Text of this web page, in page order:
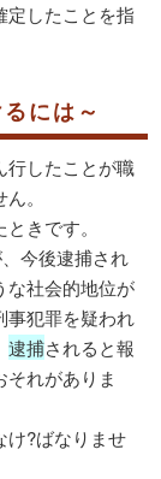
定したことを指
には～
行したことが職
。
ときです。
今後逮捕され
な社会的地位が
事犯罪を疑われ
逮捕されると報
れがありま
け?ばなりませ